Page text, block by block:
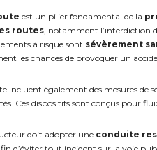
est un pilier fondamental de la
routes , notamment l’interdiction
à risque sont sévèrement
les chances de provoquer un
incluent également des mesures de
Ces dispositifs sont conçus pour
doit adopter une conduite